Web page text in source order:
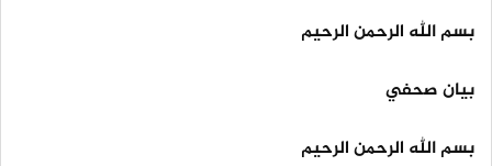
بسم الله الرحمن الرحيم
بيان صحفي
بسم الله الرحمن الرحيم